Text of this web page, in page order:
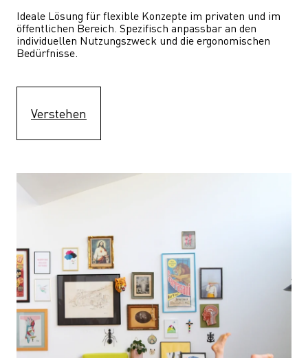
Ideale Lösung für flexible Konzepte im privaten und im
öffentlichen Bereich. Spezifisch anpassbar an den
individuellen Nutzungszweck und die ergonomischen
Bedürfnisse.
Verstehen